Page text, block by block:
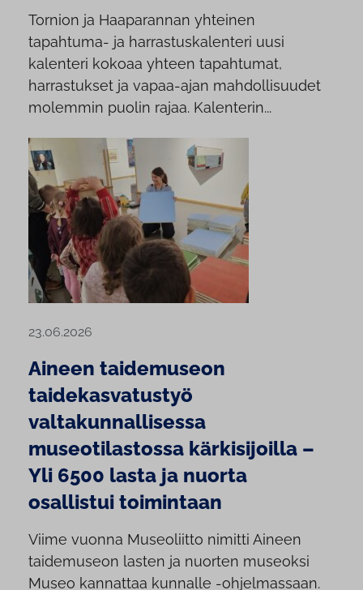
Tornion ja Haaparannan yhteinen
tapahtuma- ja harrastuskalenteri uusi
kalenteri kokoaa yhteen tapahtumat,
harrastukset ja vapaa-ajan mahdollisuudet
molemmin puolin rajaa. Kalenterin...
23.06.2026
Aineen taidemuseon
taidekasvatustyö
valtakunnallisessa
museotilastossa kärkisijoilla –
Yli 6500 lasta ja nuorta
osallistui toimintaan
Viime vuonna Museoliitto nimitti Aineen
taidemuseon lasten ja nuorten museoksi
Museo kannattaa kunnalle -ohjelmassaan.